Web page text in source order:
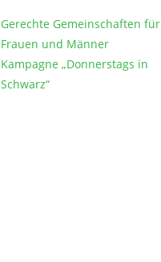
Gerechte Gemeinschaften für
Frauen und Männer
Kampagne „Donnerstags in
Schwarz“